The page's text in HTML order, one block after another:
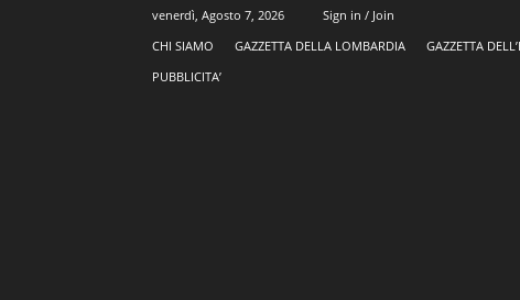
venerdì, Agosto 7, 2026
Sign in / Join
CHI SIAMO
GAZZETTA DELLA LOMBARDIA GAZZETTA
PUBBLICITA’